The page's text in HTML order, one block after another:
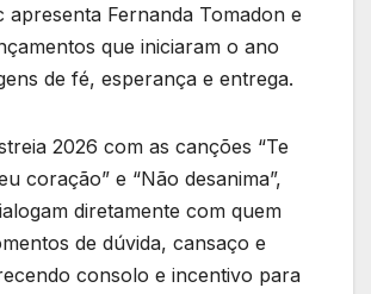
apresenta Fernanda Tomadon e
que iniciaram o ano
de fé, esperança e entrega.
2026 com as canções “Te
coração” e “Não desanima”,
diretamente com quem
de dúvida, cansaço e
consolo e incentivo para